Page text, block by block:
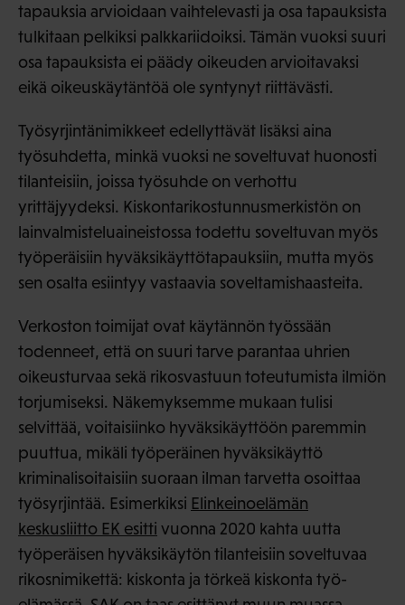
tapauksia arvioidaan vaihtelevasti ja osa tapauksista
tulkitaan pelkiksi palkkariidoiksi. Tämän vuoksi suuri
osa tapauksista ei päädy oikeuden arvioitavaksi
eikä oikeuskäytäntöä ole syntynyt riittävästi.
Työsyrjintänimikkeet edellyttävät lisäksi aina
työsuhdetta, minkä vuoksi ne soveltuvat huonosti
tilanteisiin, joissa työsuhde on verhottu
yrittäjyydeksi. Kiskontarikostunnusmerkistön on
lainvalmisteluaineistossa todettu soveltuvan myös
työperäisiin hyväksikäyttötapauksiin, mutta myös
sen osalta esiintyy vastaavia soveltamishaasteita.
Verkoston toimijat ovat käytännön työssään
todenneet, että on suuri tarve parantaa uhrien
oikeusturvaa sekä rikosvastuun toteutumista ilmiön
torjumiseksi. Näkemyksemme mukaan tulisi
selvittää, voitaisiinko hyväksikäyttöön paremmin
puuttua, mikäli työperäinen hyväksikäyttö
kriminalisoitaisiin suoraan ilman tarvetta osoittaa
työsyrjintää. Esimerkiksi Elinkeinoelämän
keskusliitto EK esitti vuonna 2020 kahta uutta
työperäisen hyväksikäytön tilanteisiin soveltuvaa
rikosnimikettä: kiskonta ja törkeä kiskonta työ-